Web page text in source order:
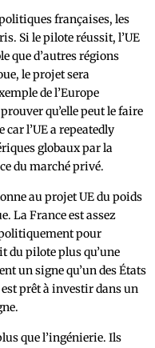
françaises, les
Si le pilote réussit, l’UE
que d’autres régions
le projet sera
de l’Europe
qu’elle peut le faire
l’UE a repeatedly
globaux par la
du marché privé.
au projet UE du poids
La France est assez
pour
du pilote plus qu’une
un signe qu’un des États
prêt à investir dans un
que l’ingénierie. Ils